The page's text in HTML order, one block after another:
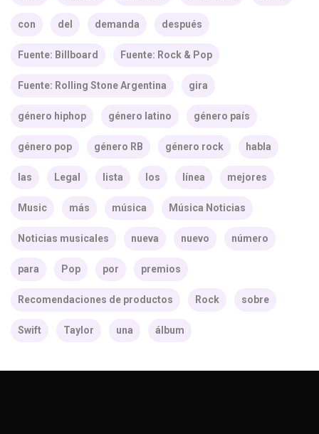
con del demanda después
Fuente: Billboard Fuente: Rock & Pop
Fuente: Rolling Stone Argentina gira
género hiphop género latino género país
género pop género RB género rock habla
las Legal lista los línea mejores
Music más música Música Noticias
Noticias musicales nueva nuevo número
para Pop por premios
Recomendaciones de productos Rock sobre
Swift Taylor una álbum